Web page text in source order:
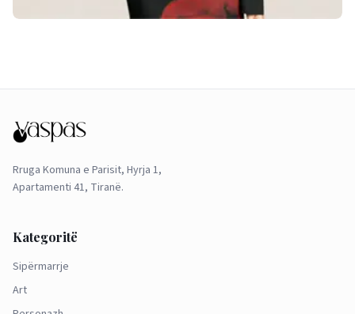
Rruga Komuna e Parisit, Hyrja 1,
Apartamenti 41, Tiranë.
Kategoritë
Sipërmarrje
Art